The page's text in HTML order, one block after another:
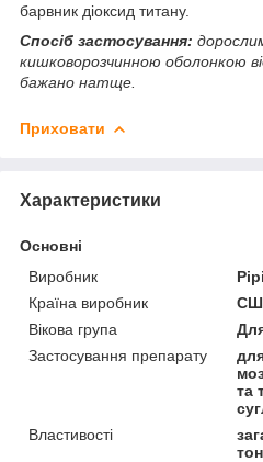
барвник діоксид титану.
Спосіб застосування:
кишковорозчинною оболонкою
бажано натще.
Приховати
Характеристики
Основні
Виробник
Країна виробник
Вікова група
Застосування препарату
та
Властивості